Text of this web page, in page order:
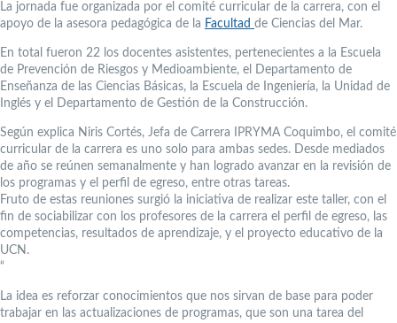
La jornada fue organizada por el comité curricular de la carrera, con el
apoyo de la asesora pedagógica de la Facultad de Ciencias del Mar.
En total fueron 22 los docentes asistentes, pertenecientes a la Escuela
de Prevención de Riesgos y Medioambiente, el Departamento de
Enseñanza de las Ciencias Básicas, la Escuela de Ingeniería, la Unidad de
Inglés y el Departamento de Gestión de la Construcción.
Según explica Niris Cortés, Jefa de Carrera IPRYMA Coquimbo, el comité
curricular de la carrera es uno solo para ambas sedes. Desde mediados
de año se reúnen semanalmente y han logrado avanzar en la revisión de
los programas y el perfil de egreso, entre otras tareas.
Fruto de estas reuniones surgió la iniciativa de realizar este taller, con el
fin de sociabilizar con los profesores de la carrera el perfil de egreso, las
competencias, resultados de aprendizaje, y el proyecto educativo de la
UCN.
“
La idea es reforzar conocimientos que nos sirvan de base para poder
trabajar en las actualizaciones de programas, que son una tarea del